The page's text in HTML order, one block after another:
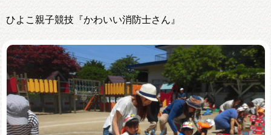
ひよこ親子競技『かわいい消防士さん』